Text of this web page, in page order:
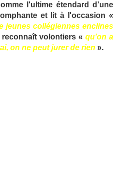
l'ultime étendard d'une
et lit à l'occasion «
jeunes collégiennes enclines
reconnaît volontiers « qu'on a
on ne peut jurer de rien ».